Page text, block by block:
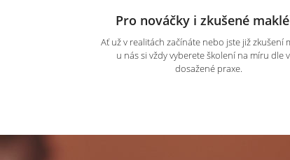
Pro nováčky i zkušené
Ať už v realitách začínáte nebo jste již zkušení
u nás si vždy vyberete školení na míru dle
dosažené praxe.